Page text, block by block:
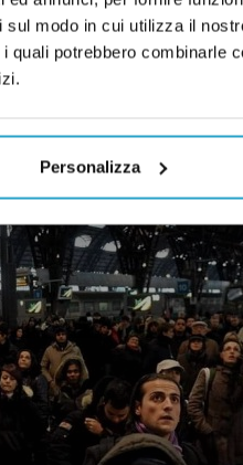
modo in cui utilizza il
quali potrebbero combinarle
Personalizza
in fuga